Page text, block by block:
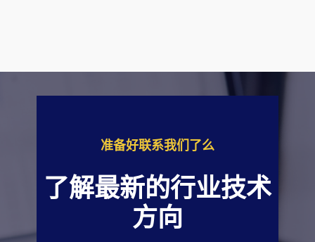
准备好联系我们了么
了解最新的行业技术
方向